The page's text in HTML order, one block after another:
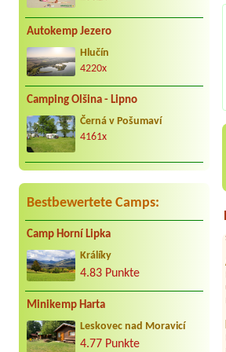
Autokemp Jezero
Hlučín
4220x
Camping Olšina - Lipno
Černá v Pošumaví
4161x
Bestbewertete Camps:
Camp Horní Lipka
Králíky
4.83 Punkte
Minikemp Harta
Leskovec nad Moravicí
4.77 Punkte